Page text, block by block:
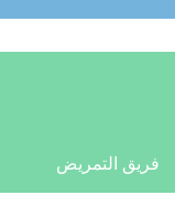
فريق التمريض